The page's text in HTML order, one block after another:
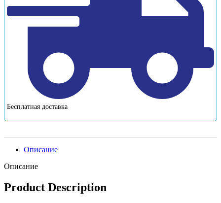
Бесплатная доставка
Описание
Описание
Product Description